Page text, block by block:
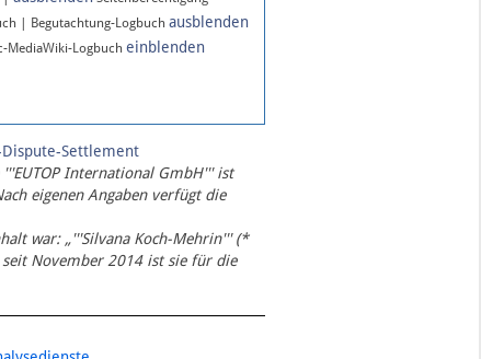
| Begutachtung-Logbuch ausblenden
MediaWiki-Logbuch einblenden
Settlement
International GmbH''' ist
eigenen Angaben verfügt die
war: „'''Silvana Koch-Mehrin''' (*
November 2014 ist sie für die